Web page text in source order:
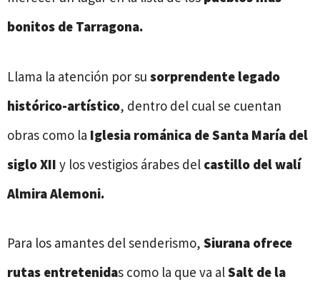
bonitos de Tarragona.
Llama la atención por su sorprendente legado
histórico-artístico, dentro del cual se cuentan
obras como la Iglesia románica de Santa María del
siglo XII y los vestigios árabes del castillo del walí
Almira Alemoni.
Para los amantes del senderismo, Siurana ofrece
rutas entretenidas como la que va alSalt de la